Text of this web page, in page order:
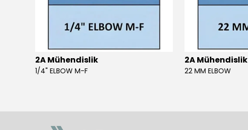
2A Mühendislik
1/4" ELBOW M-F
2A Mühendislik
22 MM ELBOW